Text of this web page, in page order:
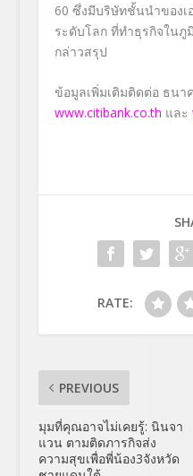
60 ซึ่งมีบริษัทชั้นนำของ
ระดับโลก ที่ทำธุรกิจในภู
กล่าวสรุป
ข้อมูลเพิ่มเติมติดต่อ ธนา
www.citibank.co.th และ
RATE:
PREVIOUS
มุมที่คุณอาจไม่เคยรู้: นินจา
แวน ตามติดภารกิจส่ง
ความสุขเพื่อพี่น้อง3จังหวัด